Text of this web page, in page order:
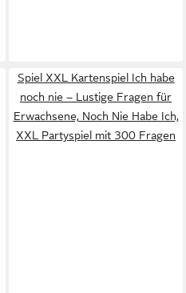
Spiel XXL Kartenspiel Ich habe
noch nie – Lustige Fragen für
Erwachsene, Noch Nie Habe Ich,
XXL Partyspiel mit 300 Fragen